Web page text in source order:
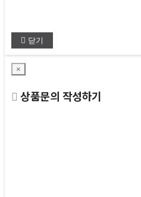
닫기
×
상품문의 작성하기